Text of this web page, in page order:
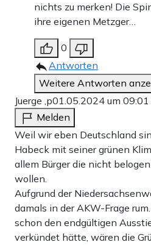
nichts zu merken! Die
ihre eigenen Metzger…
0
Antworten
Weitere Antworten
Juerge ,p01.05.2024 um
Melden
Weil wir eben Deutschland
Habeck mit seiner grünen
allem Bürger die nicht
wollen.
Aufgrund der
damals in der AKW-Frage
schon den endgültigen
verkündet hätte, wären die